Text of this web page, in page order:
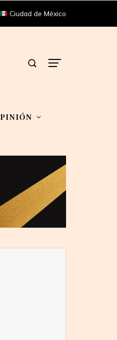
Ciudad de México